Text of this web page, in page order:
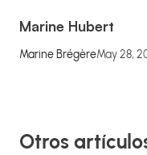
Marine Hubert
Marine BrégèreMay 28,
Otros